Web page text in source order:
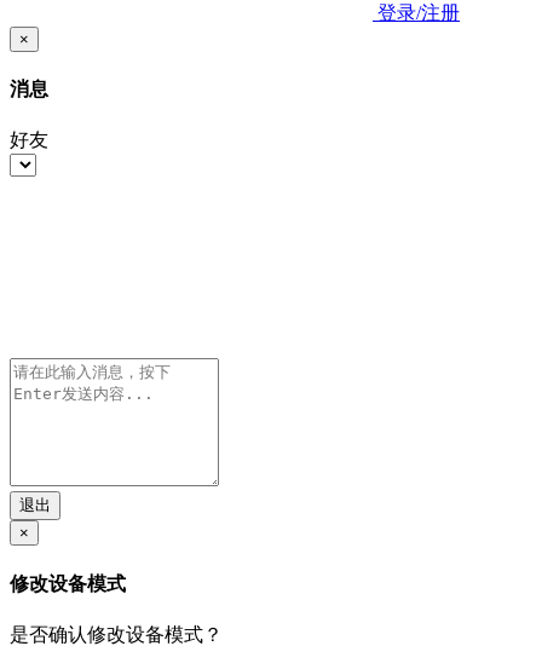
登录/注册
×
消息
好友
退出
×
修改设备模式
是否确认修改设备模式？